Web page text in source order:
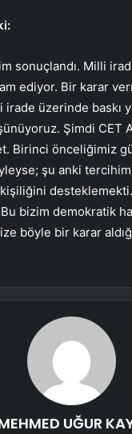
sonuçlandı. Milli
ediyor. Bir karar
üzerinde baskı
Şimdi CET
Birinci önceliğimiz
şu anki
kişiliğini
bizim demokratik
böyle bir karar
UĞUR